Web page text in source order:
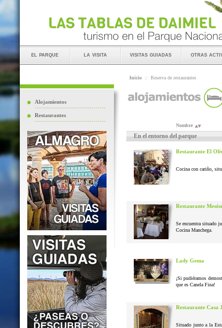
el parque la visita visitas guiadas otras
Alojamientos
Restaurantes
Inicio :: Reserva de restaurantes
Nombre
En el entorno del parque
Restaurante El
Cocina con cariño,
Restaurante
Se encuentra situado
Cocina Manchega.
Lady Gema
¡Si pudiéramos
que es Canela Fina!
Restaurante Casa
Situado junto a la